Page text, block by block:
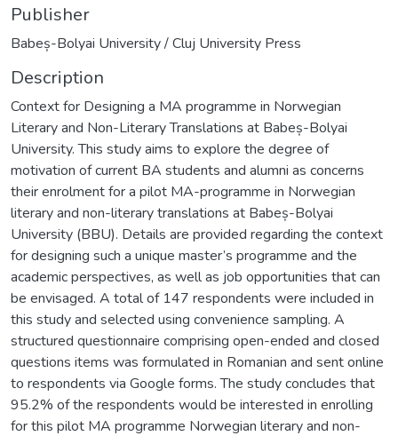
Publisher
Babeș-Bolyai University / Cluj University Press
Description
Context for Designing a MA programme in Norwegian
Literary and Non-Literary Translations at Babeș-Bolyai
University. This study aims to explore the degree of
motivation of current BA students and alumni as concerns
their enrolment for a pilot MA-programme in Norwegian
literary and non-literary translations at Babeș-Bolyai
University (BBU). Details are provided regarding the context
for designing such a unique master’s programme and the
academic perspectives, as well as job opportunities that can
be envisaged. A total of 147 respondents were included in
this study and selected using convenience sampling. A
structured questionnaire comprising open-ended and closed
questions items was formulated in Romanian and sent online
to respondents via Google forms. The study concludes that
95.2% of the respondents would be interested in enrolling
for this pilot MA programme Norwegian literary and non-